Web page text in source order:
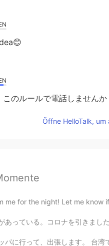
このルールで電話しませんか
Öffne HelloTalk,
me for the night! Let me know
いる。コロナを引きましたのだろうか。6ヶ月
出張します。 台湾で働くときは、海外出張を全然想像しません